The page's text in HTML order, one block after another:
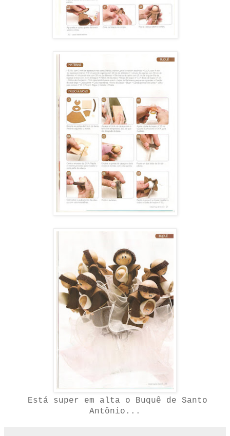
Está super em alta o Buquê de Santo
Antônio...